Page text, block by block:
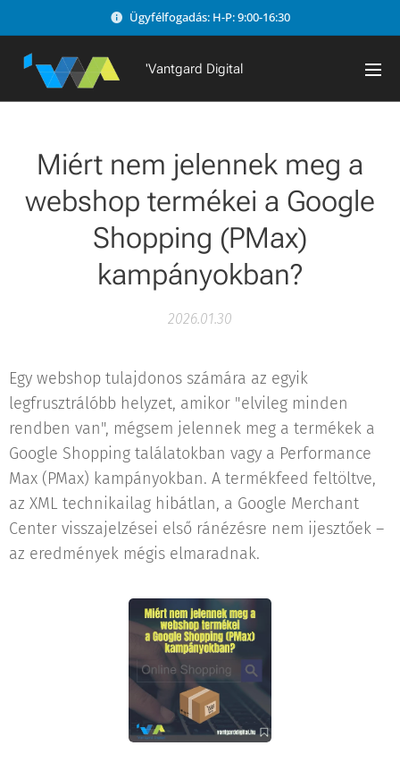
Ügyfélfogadás: H-P: 9:00-16:30
'Vantgard Digital
Miért nem jelennek meg a
webshop termékei a Google
Shopping (PMax)
kampányokban?
2026.01.30
Egy webshop tulajdonos számára az egyik
legfrusztrálóbb helyzet, amikor "elvileg minden
rendben van", mégsem jelennek meg a termékek a
Google Shopping találatokban vagy a Performance
Max (PMax) kampányokban. A termékfeed feltöltve,
az XML technikailag hibátlan, a Google Merchant
Center visszajelzései első ránézésre nem ijesztőek –
az eredmények mégis elmaradnak.